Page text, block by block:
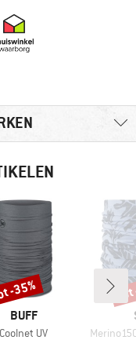
Vind hier de
hier!
MERK
BUFF
Artikel
Coolnet UV
-35%
Artikel
Merino150